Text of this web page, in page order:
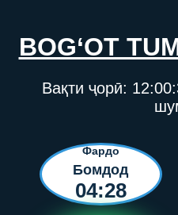
BOG‘OT
Вақти ҷорӣ:
Фардо
Бомдод
04:28